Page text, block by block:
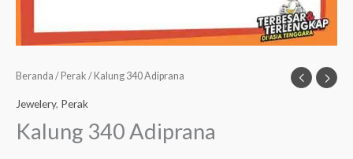
Beranda / Perak / Kalung 340 Adiprana
Jewelery, Perak
Kalung 340 Adiprana